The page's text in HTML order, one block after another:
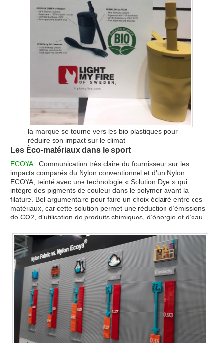
la marque se tourne vers les bio plastiques pour
réduire son impact sur le climat
Les Éco-matériaux dans le sport
ECOYA: Communication très claire du fournisseur sur les
impacts comparés du Nylon conventionnel et d’un Nylon
ECOYA, teinté avec une technologie « Solution Dye » qui
intègre des pigments de couleur dans le polymer avant la
filature. Bel argumentaire pour faire un choix éclairé entre ces
matériaux, car cette solution permet une réduction d’émissions
de CO2, d’utilisation de produits chimiques, d’énergie et d’eau.